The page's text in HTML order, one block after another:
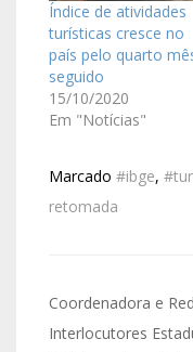
Índice de atividades
turísticas cresce no
país pelo quarto
seguido
15/10/2020
Em "Notícias"
Marcado #ibge,
retomada
Coordenadora e
Interlocutores